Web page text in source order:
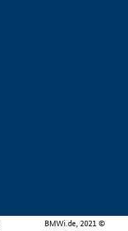
BMWi.de, 2021 ©